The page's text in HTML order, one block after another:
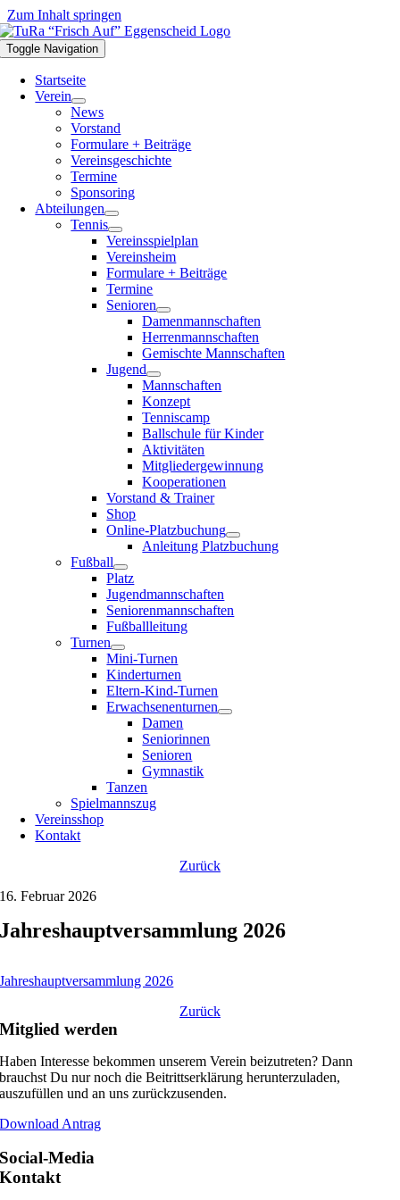
Zum Inhalt springen
Toggle Navigation
Startseite
Verein
News
Vorstand
Formulare + Beiträge
Vereinsgeschichte
Termine
Sponsoring
Abteilungen
Tennis
Vereinsspielplan
Vereinsheim
Formulare + Beiträge
Termine
Senioren
Damenmannschaften
Herrenmannschaften
Gemischte Mannschaften
Jugend
Mannschaften
Konzept
Tenniscamp
Ballschule für Kinder
Aktivitäten
Mitgliedergewinnung
Kooperationen
Vorstand & Trainer
Shop
Online-Platzbuchung
Anleitung Platzbuchung
Fußball
Platz
Jugendmannschaften
Seniorenmannschaften
Fußballleitung
Turnen
Mini-Turnen
Kinderturnen
Eltern-Kind-Turnen
Erwachsenenturnen
Damen
Seniorinnen
Senioren
Gymnastik
Tanzen
Spielmannszug
Vereinsshop
Kontakt
Zurück
16. Februar 2026
Jahreshauptversammlung 2026
Jahreshauptversammlung 2026
Zurück
Mitglied werden
Haben Interesse bekommen unserem Verein beizutreten? Dann
brauchst Du nur noch die Beitrittserklärung herunterzuladen,
auszufüllen und an uns zurückzusenden.
Download Antrag
Social-Media
Kontakt